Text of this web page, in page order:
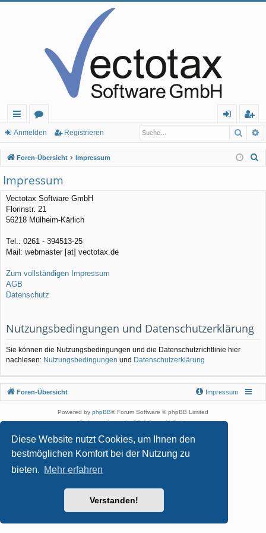
Diese Website nutzt Cookies, um Ihnen den
bestmöglichen Komfort bei der Nutzung zu
bieten. Mehr erfahren
Verstanden!
ch
ne
llz
ug
rif
f
or
en
m
el
eg
ist
rie
Anmelden Registrieren
Foren-Übersicht Impressum
Impressum
Vectotax Software GmbH
Florinstr. 21
56218 Mülheim-Kärlich
Tel.: 0261 - 394513-25
Mail: webmaster [at] vectotax.de
Zum vollständigen Impressum
AGB
Datenschutz
Nutzungsbedingungen und Datenschutzerklärung
Sie können die Nutzungsbedingungen und die Datenschutzrichtlinie hier
nachlesen: Nutzungsbedingungen und Datenschutzerklärung
Foren-Übersicht Impressum
Powered by phpBB® Forum Software © phpBB Limited
Style vonArty- phpBB 3.3 von MrGaby
Datenschutz|Nutzungsbedingungen